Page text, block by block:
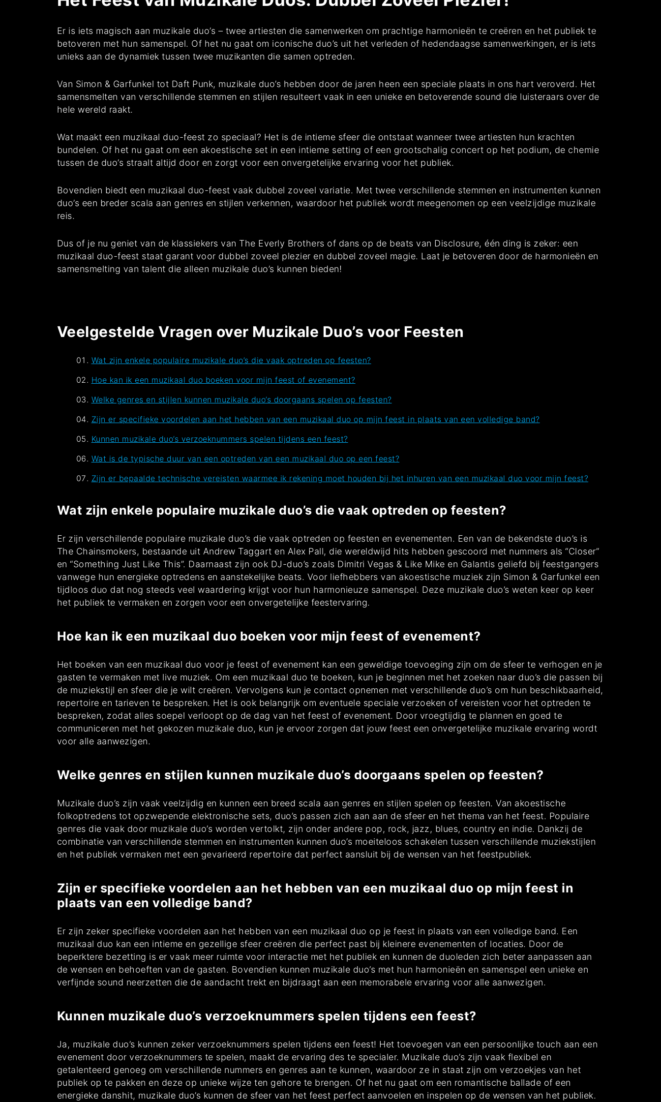
Er is iets magisch aan muzikale duo’s – twee artiesten die samenwerken om prachtige harmonieën te creëren en het publiek te
betoveren met hun samenspel. Of het nu gaat om iconische duo’s uit het verleden of hedendaagse samenwerkingen, er is iets
unieks aan de dynamiek tussen twee muzikanten die samen optreden.
Van Simon & Garfunkel tot Daft Punk, muzikale duo’s hebben door de jaren heen een speciale plaats in ons hart veroverd. Het
samensmelten van verschillende stemmen en stijlen resulteert vaak in een unieke en betoverende sound die luisteraars over de
hele wereld raakt.
Wat maakt een muzikaal duo-feest zo speciaal? Het is de intieme sfeer die ontstaat wanneer twee artiesten hun krachten
bundelen. Of het nu gaat om een akoestische set in een intieme setting of een grootschalig concert op het podium, de chemie
tussen de duo’s straalt altijd door en zorgt voor een onvergetelijke ervaring voor het publiek.
Bovendien biedt een muzikaal duo-feest vaak dubbel zoveel variatie. Met twee verschillende stemmen en instrumenten kunnen
duo’s een breder scala aan genres en stijlen verkennen, waardoor het publiek wordt meegenomen op een veelzijdige muzikale
reis.
Dus of je nu geniet van de klassiekers van The Everly Brothers of dans op de beats van Disclosure, één ding is zeker: een
muzikaal duo-feest staat garant voor dubbel zoveel plezier en dubbel zoveel magie. Laat je betoveren door de harmonieën en
samensmelting van talent die alleen muzikale duo’s kunnen bieden!
Veelgestelde Vragen over Muzikale Duo’s voor Feesten
Wat zijn enkele populaire muzikale duo’s die vaak optreden op feesten?
Hoe kan ik een muzikaal duo boeken voor mijn feest of evenement?
Welke genres en stijlen kunnen muzikale duo’s doorgaans spelen op feesten?
Zijn er specifieke voordelen aan het hebben van een muzikaal duo op mijn feest in plaats van een volledige band?
Kunnen muzikale duo’s verzoeknummers spelen tijdens een feest?
Wat is de typische duur van een optreden van een muzikaal duo op een feest?
Zijn er bepaalde technische vereisten waarmee ik rekening moet houden bij het inhuren van een muzikaal duo voor mijn feest?
Wat zijn enkele populaire muzikale duo’s die vaak optreden op feesten?
Er zijn verschillende populaire muzikale duo’s die vaak optreden op feesten en evenementen. Een van de bekendste duo’s is
The Chainsmokers, bestaande uit Andrew Taggart en Alex Pall, die wereldwijd hits hebben gescoord met nummers als “Closer”
en “Something Just Like This”. Daarnaast zijn ook DJ-duo’s zoals Dimitri Vegas & Like Mike en Galantis geliefd bij feestgangers
vanwege hun energieke optredens en aanstekelijke beats. Voor liefhebbers van akoestische muziek zijn Simon & Garfunkel een
tijdloos duo dat nog steeds veel waardering krijgt voor hun harmonieuze samenspel. Deze muzikale duo’s weten keer op keer
het publiek te vermaken en zorgen voor een onvergetelijke feestervaring.
Hoe kan ik een muzikaal duo boeken voor mijn feest of evenement?
Het boeken van een muzikaal duo voor je feest of evenement kan een geweldige toevoeging zijn om de sfeer te verhogen en je
gasten te vermaken met live muziek. Om een muzikaal duo te boeken, kun je beginnen met het zoeken naar duo’s die passen bij
de muziekstijl en sfeer die je wilt creëren. Vervolgens kun je contact opnemen met verschillende duo’s om hun beschikbaarheid,
repertoire en tarieven te bespreken. Het is ook belangrijk om eventuele speciale verzoeken of vereisten voor het optreden te
bespreken, zodat alles soepel verloopt op de dag van het feest of evenement. Door vroegtijdig te plannen en goed te
communiceren met het gekozen muzikale duo, kun je ervoor zorgen dat jouw feest een onvergetelijke muzikale ervaring wordt
voor alle aanwezigen.
Welke genres en stijlen kunnen muzikale duo’s doorgaans spelen op feesten?
Muzikale duo’s zijn vaak veelzijdig en kunnen een breed scala aan genres en stijlen spelen op feesten. Van akoestische
folkoptredens tot opzwepende elektronische sets, duo’s passen zich aan aan de sfeer en het thema van het feest. Populaire
genres die vaak door muzikale duo’s worden vertolkt, zijn onder andere pop, rock, jazz, blues, country en indie. Dankzij de
combinatie van verschillende stemmen en instrumenten kunnen duo’s moeiteloos schakelen tussen verschillende muziekstijlen
en het publiek vermaken met een gevarieerd repertoire dat perfect aansluit bij de wensen van het feestpubliek.
Zijn er specifieke voordelen aan het hebben van een muzikaal duo op mijn feest in
plaats van een volledige band?
Er zijn zeker specifieke voordelen aan het hebben van een muzikaal duo op je feest in plaats van een volledige band. Een
muzikaal duo kan een intieme en gezellige sfeer creëren die perfect past bij kleinere evenementen of locaties. Door de
beperktere bezetting is er vaak meer ruimte voor interactie met het publiek en kunnen de duoleden zich beter aanpassen aan
de wensen en behoeften van de gasten. Bovendien kunnen muzikale duo’s met hun harmonieën en samenspel een unieke en
verfijnde sound neerzetten die de aandacht trekt en bijdraagt aan een memorabele ervaring voor alle aanwezigen.
Kunnen muzikale duo’s verzoeknummers spelen tijdens een feest?
Ja, muzikale duo’s kunnen zeker verzoeknummers spelen tijdens een feest! Het toevoegen van een persoonlijke touch aan een
evenement door verzoeknummers te spelen, maakt de ervaring des te specialer. Muzikale duo’s zijn vaak flexibel en
getalenteerd genoeg om verschillende nummers en genres aan te kunnen, waardoor ze in staat zijn om verzoekjes van het
publiek op te pakken en deze op unieke wijze ten gehore te brengen. Of het nu gaat om een romantische ballade of een
energieke danshit, muzikale duo’s kunnen de sfeer van het feest perfect aanvoelen en inspelen op de wensen van het publiek.